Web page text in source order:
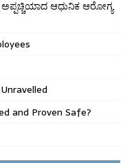
ಆಧುನಿಕ ಆರೋಗ್ಯ
and Proven Safe?